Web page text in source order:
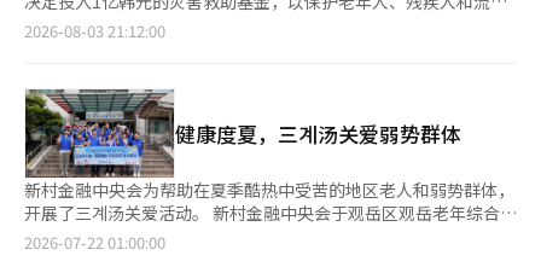
接着指示，不要停留在事后处理，而要更加积极地加强对酷暑的预
防和检查措施。 李总统强调：“必须全力以赴动员所有行政力
议还包括总统秘书室长姜勋植、政策室长金勇范、行政安全部部长
尹浩中等相关部门的部长，全国各地的广域自治团体及气象厅、警
察厅、消防厅等相关机构通过视频参与会议。※ 本报道经人工智
能（AI）系统翻译与编辑。
温的国家危机意识。一位灾难安全专家表示：“此次高温已超越暂
时气象现象，直接威胁到市民的生命和生计，地方政府必须动用所
支持仍需经过各个项目的预算范围和审查。 最近，釜地区申请预
备社会企业的企业数量大幅减少。釜山市表示：“2021年、2022
大幅减少至10家和6家，指定企业数量也仅为4家和3家。” 市政府
认为，相关财政支持项目的减少对申请造成了影响。市政府相关人
士表示：“申请预备社会企业指定的企业对指定后可以参与的国家
和市级财政支持项目非常关注。”并指出：“近年来相关支持项目
不多，导致指定后的实际收益感下降。”他还补充道：“从今年开
始，相关预算有所增加，预计申请企业数量将比去年有所上升。”
预备社会企业的指定将根据企业的社会目标实现情况和业务的可持
续性进行审查，而非仅看企业成立年限。对于提供就业的企业，弱
者等高温弱势群体。 釜山市于3日表示，将向老年活动中心、综合
度，创下自1904年气象观测以来的7月最高气温。随后在30日，釜
山地区首次发布了高温重大警报。高温特报持续了13天，热带夜警
报则持续了12天。 此次支持是对现有高温对策的紧急特别对策，
旨在减轻高温对主要使用社会福利设施的市民的空调费用负担，并
确保预防中暑物品的供应，以减少损害。支持规模根据设施数量、
运营时间和使用情况有所不同。 225个老年活动中心每个将获得每
月10万韩元，持续2个月，总计20万韩元。整体支持金额为4500万
韩元。釜山市解释称，此举旨在补偿因高温导致的运营时间延长和
2026-08-03 21:12:00
健康度夏，三계汤关爱弱势群体
新村金融中央会为帮助在夏季酷热中受苦的地区老人和弱势群体，
开展了三계汤关爱活动。 新村金融中央会于观岳区观岳老年综合福
利馆举行了“健康三系汤关爱”活动。 此次活动旨在支持地区老
2026-07-22 01:00:00